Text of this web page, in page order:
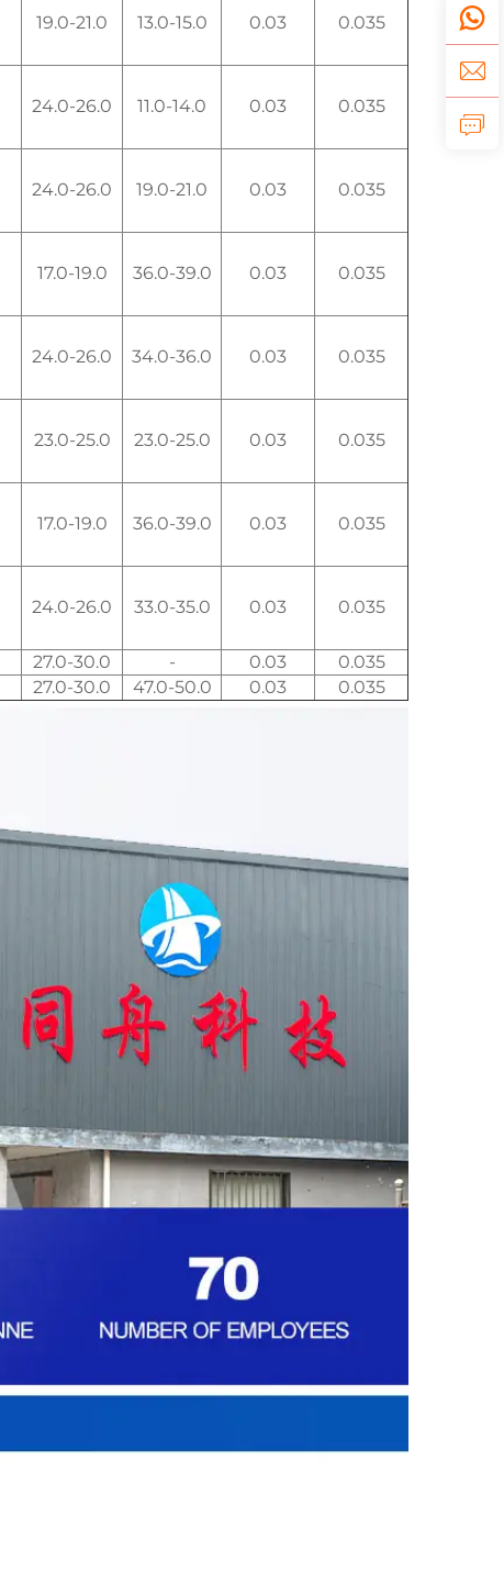
19.0-21.0 13.0-15.0 0.03 0.035
24.0-26.0 11.0-14.0 0.03 0.035
24.0-26.0 19.0-21.0 0.03 0.035
17.0-19.0 36.0-39.0 0.03 0.035
24.0-26.0 34.0-36.0 0.03 0.035
23.0-25.0 23.0-25.0 0.03 0.035
17.0-19.0 36.0-39.0 0.03 0.035
24.0-26.0 33.0-35.0 0.03 0.035
27.0-30.0 - 0.03
0.035
27.0-30.0 47.0-50.0 0.03 0.035